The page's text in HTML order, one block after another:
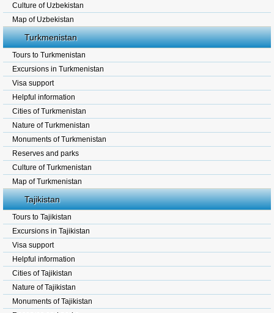
Culture of Uzbekistan
Map of Uzbekistan
Turkmenistan
Tours to Turkmenistan
Excursions in Turkmenistan
Visa support
Helpful information
Cities of Turkmenistan
Nature of Turkmenistan
Monuments of Turkmenistan
Reserves and parks
Culture of Turkmenistan
Map of Turkmenistan
Tajikistan
Tours to Tajikistan
Excursions in Tajikistan
Visa support
Helpful information
Cities of Tajikistan
Nature of Tajikistan
Monuments of Tajikistan